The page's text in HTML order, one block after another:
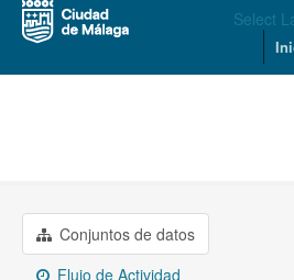
Select
Organizaciones
Conjuntos de datos
Flujo de Actividad